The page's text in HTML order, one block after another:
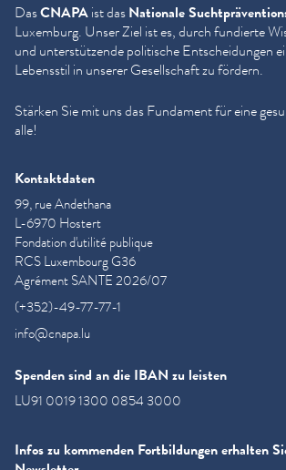
DasCNAPAist dasNationale
Luxemburg. Unser Ziel ist es, durch fundierte
und unter­stützende politische Entschei­dun­gen
Lebensstil in unserer Gesellschaft zu fördern.
Stärken Sie mit uns das Fundament für eine
alle!
Kontaktdaten
99, rue Andethana
L-6970 Hostert
Fondation d'utilité publique
RCS Luxembourg G36
Agrément SANTE 2026/07
(+352)-49-77-77-1
info@cnapa.lu
Spenden sind an die IBAN zu leisten
LU91 0019 1300 0854 3000
Infos zu kommenden Fortbildungen erhalten